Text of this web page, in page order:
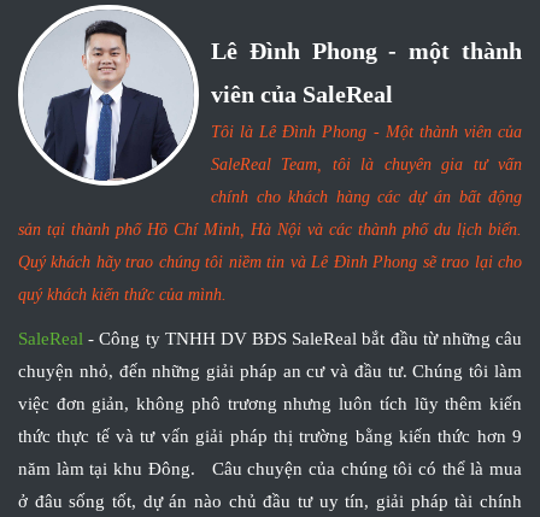
Lê Đình Phong - một thành
viên của SaleReal
Tôi là Lê Đình Phong - Một thành viên của
SaleReal Team, tôi là chuyên gia tư vấn
chính cho khách hàng các dự án bất động
sản tại thành phố Hồ Chí Minh, Hà Nội và các thành phố du lịch biển.
Quý khách hãy trao chúng tôi niềm tin và Lê Đình Phong sẽ trao lại cho
quý khách kiến thức của mình.
SaleReal - Công ty TNHH DV BĐS SaleReal bắt đầu từ những câu
chuyện nhỏ, đến những giải pháp an cư và đầu tư. Chúng tôi làm
việc đơn giản, không phô trương nhưng luôn tích lũy thêm kiến
thức thực tế và tư vấn giải pháp thị trường bằng kiến thức hơn 9
năm làm tại khu Đông. Câu chuyện của chúng tôi có thể là mua
ở đâu sống tốt, dự án nào chủ đầu tư uy tín, giải pháp tài chính